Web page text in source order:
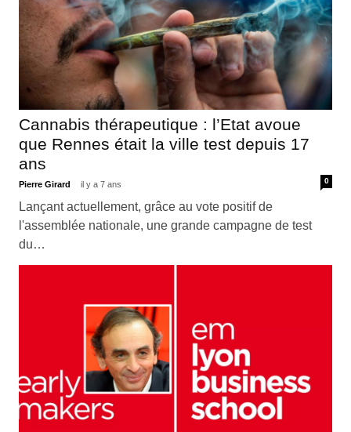
Cannabis thérapeutique : l’Etat avoue
que Rennes était la ville test depuis 17
ans
Pierre Girard il y a 7 ans 0
Lançant actuellement, grâce au vote positif de
l'assemblée nationale, une grande campagne de test
du…